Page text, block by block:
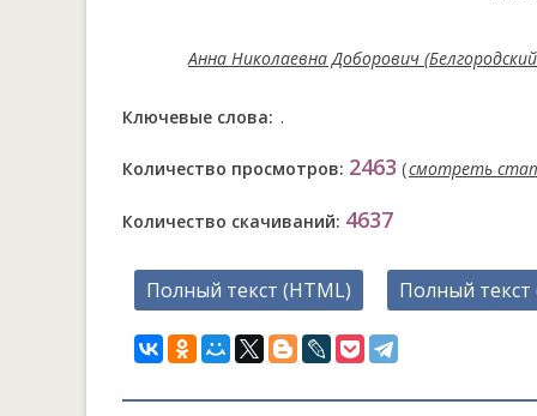
Анна Николаевна Доборович
Ключевые слова: .
Количество просмотров: 2463 (смотреть
Количество скачиваний: 4637
Полный текст (HTML) Полный текст